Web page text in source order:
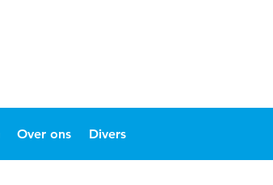
Over ons Divers